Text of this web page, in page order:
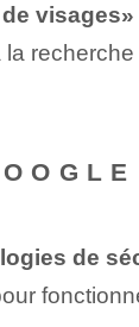
visages»
de